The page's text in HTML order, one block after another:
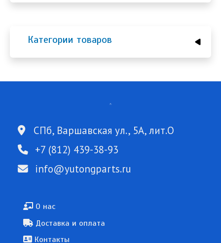
Категории товаров
СПб, Варшавская ул., 5А, лит.О
+7 (812) 439-38-93
info@yutongparts.ru
Подвал
О нас
Доставка и оплата
Контакты